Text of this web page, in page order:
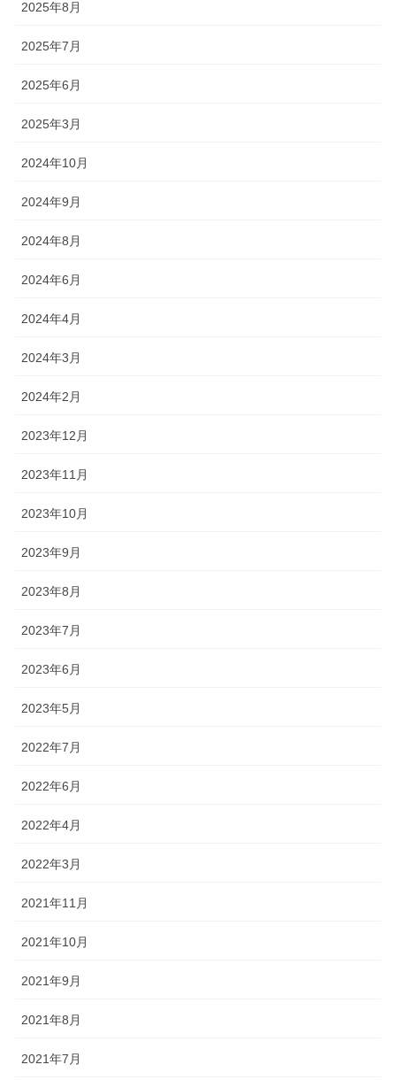
2025年8月
2025年7月
2025年6月
2025年3月
2024年10月
2024年9月
2024年8月
2024年6月
2024年4月
2024年3月
2024年2月
2023年12月
2023年11月
2023年10月
2023年9月
2023年8月
2023年7月
2023年6月
2023年5月
2022年7月
2022年6月
2022年4月
2022年3月
2021年11月
2021年10月
2021年9月
2021年8月
2021年7月